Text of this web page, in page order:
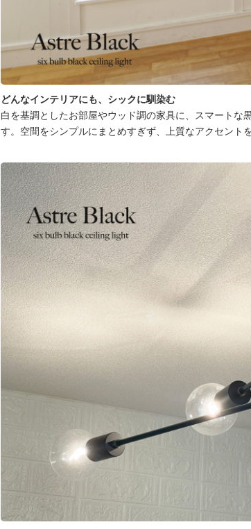
どんなインテリアにも、シックに馴染む
白を基調としたお部屋やウッド調の家具に、スマートな
す。空間をシンプルにまとめすぎず、上質なアクセント